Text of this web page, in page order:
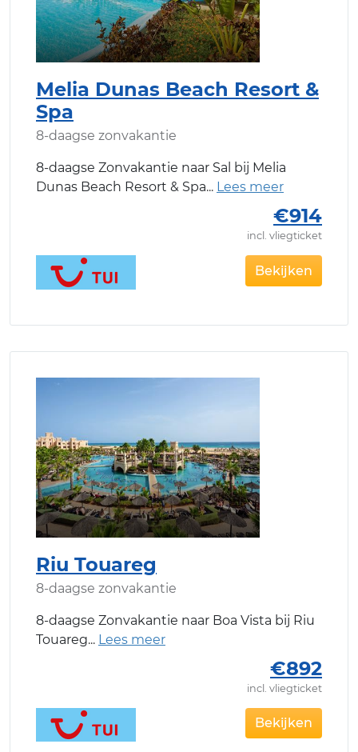
Melia Dunas Beach Resort &
Spa
8-daagse zonvakantie
8-daagse Zonvakantie naar Sal bij Melia
Dunas Beach Resort & Spa
€914
incl. vliegticket
Bekijken
Riu Touareg
8-daagse zonvakantie
8-daagse Zonvakantie naar Boa Vista bij Riu
Touareg
€892
incl. vliegticket
Bekijken